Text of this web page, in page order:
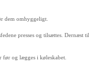
dem omhyggeligt.
presses og tilsættes. Dernæst
før og lægges i køleskabet.